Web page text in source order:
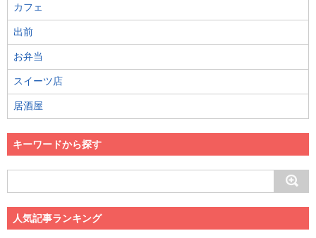
カフェ
出前
お弁当
スイーツ店
居酒屋
キーワードから探す
人気記事ランキング